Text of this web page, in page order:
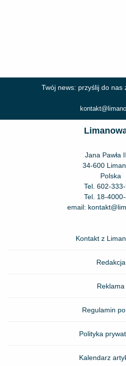
Twój news: przyślij do nas
Jana Pawła
34-600
Polska
Tel. 602-
Tel. 18-
email:
Kontakt z
Redakcja
Reklama
Regulamin
Polityka
Kalendarz